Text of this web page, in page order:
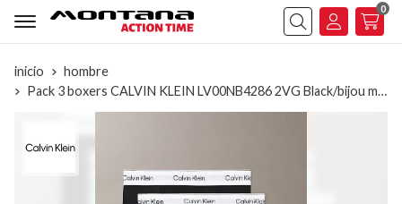
Buscar
0
inicio
hombre
Pack 3 boxers CALVIN KLEIN LV00NB4286 2VG Black/bijou modern emblem